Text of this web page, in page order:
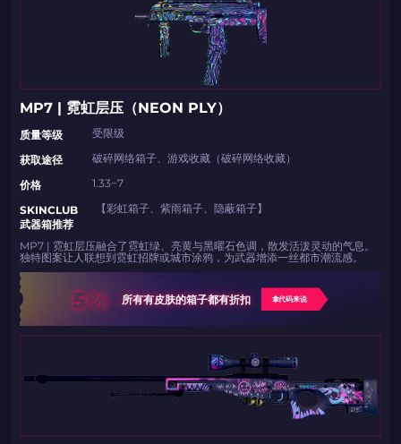
MP7 | 霓虹层压（NEON PLY）
​​质量等级
受限级
​​获取途径
破碎网络箱子、游戏收藏（破碎网络收藏）
​​价格
1.33−7
​​SKINCLUB
武器箱推荐​​
【彩虹箱子、紫雨箱子、隐蔽箱子】
MP7 | 霓虹层压融合了霓虹绿、亮黄与黑曜石色调，散发活泼灵动的气息。
独特图案让人联想到霓虹招牌或城市涂鸦，为武器增添一丝都市潮流感。
5% 所有有皮肤的箱子都有折扣 拿代码来说